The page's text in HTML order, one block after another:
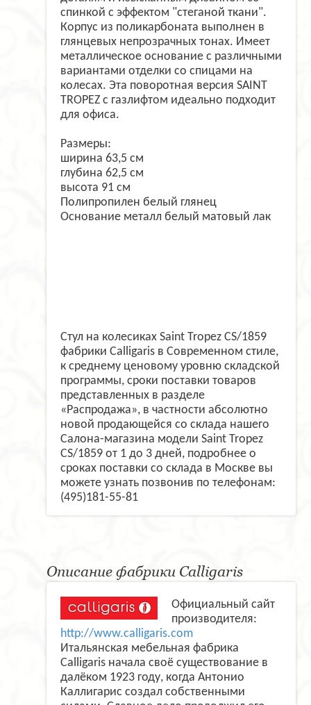
спинкой с эффектом "стеганой ткани".
Корпус из поликарбоната выполнен в
глянцевых непрозрачных тонах. Имеет
металлическое основание с различными
вариантами отделки со спицами на
колесах. Эта поворотная версия SAINT
TROPEZ с газлифтом идеально подходит
для офиса.
Размеры:
ширина 63,5 см
глубина 62,5 см
высота 91 см
Полипропилен белый глянец
Основание металл белый матовый лак
Стул на колесиках Saint Tropez CS/1859
фабрики Calligaris в Современном стиле,
к среднему ценовому уровню складской
программы, сроки поставки товаров
представленных в разделе
«Распродажа», в частности абсолютно
новой продающейся со склада нашего
Салона-магазина модели Saint Tropez
CS/1859 от 1 до 3 дней, подробнее о
сроках поставки со склада в Москве вы
можете узнать позвонив по телефонам:
(495)181-55-81
Описание фабрики Calligaris
Официальный сайт
производителя:
http://www.calligaris.com
Итальянская мебельная фабрика
Calligaris начала своё существование в
далёком 1923 году, когда Антонио
Каллигарис создал собственными